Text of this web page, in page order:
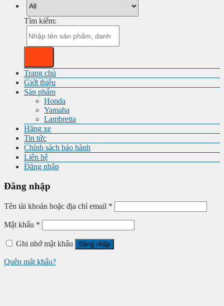
Tìm kiếm:
Trang chủ
Giới thiệu
Sản phẩm
Honda
Yamaha
Lambretta
Hãng xe
Tin tức
Chính sách bảo hành
Liên hệ
Đăng nhập
Đăng nhập
Tên tài khoản hoặc địa chỉ email *
Mật khẩu *
Ghi nhớ mật khẩu Đăng nhập
Quên mật khẩu?